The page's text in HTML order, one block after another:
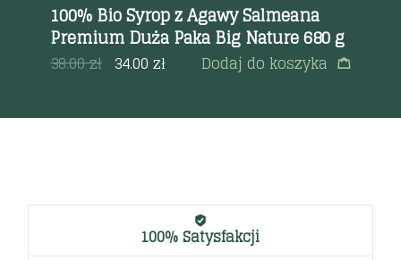
100% Bio Syrop z Agawy Salmeana
Premium Duża Paka Big Nature 680 g
38.00zł 34.00zł Dodaj do koszyka
100% Satysfakcji